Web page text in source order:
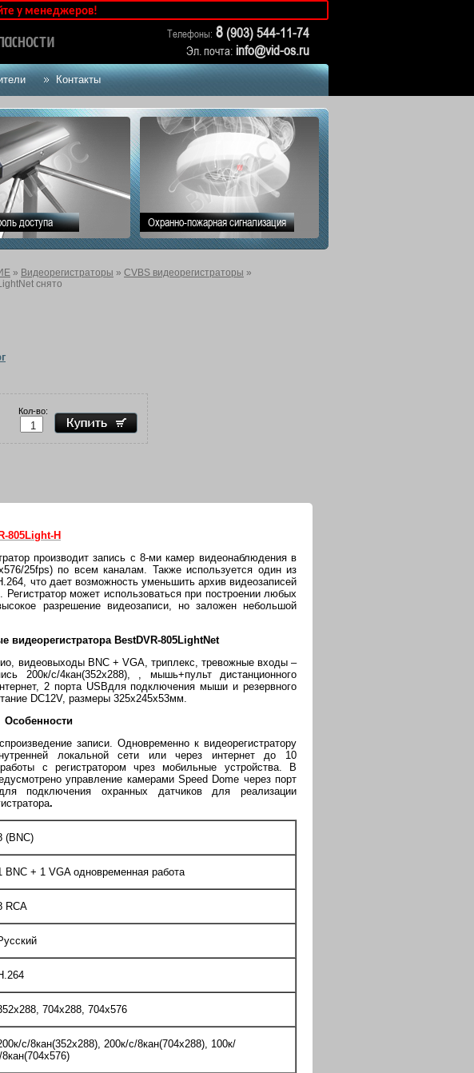
Телефоны: 8 (903) 544-11-74
Эл. почта: info@vid-os.ru
Контакты
менеджеров!
доступа Охранно-пожарная сигнализация
» Видеорегистраторы » CVBS видеорегистраторы »
снято
Кол-во:
805Light-H
производит запись с 8-ми камер видеонаблюдения в
25fps) по всем каналам. Также используется один из
что дает возможность уменьшить архив видеозаписей
может использоваться при построении любых
разрешение видеозаписи, но заложен небольшой
видеорегистратора BestDVR-805LightNet
видеовыходы BNC + VGA, триплекс, тревожные входы –
200к/с/4кан(352x288), , мышь+пульт дистанционного
2 порта USBдля подключения мыши и резервного
DC12V, размеры 325х245х53мм.
Особенности
записи. Одновременно к видеорегистратору
локальной сети или через интернет до 10
с регистратором чрез мобильные устройства. В
управление камерами Speed Dome через порт
подключения охранных датчиков для реализации
.
(BNC)
BNC + 1 VGA одновременная работа
RCA
704x288, 704х576
с/8кан(352x288), 200к/c/8кан(704x288), 100к/
8кан(704х576)